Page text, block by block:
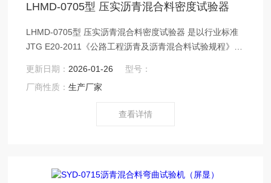
LHMD-0705型 压实沥青混合料密度试验器
LHMD-0705型 压实沥青混合料密度试验器 是以行业标准
JTG E20-2011《公路工程沥青及沥青混合料试验规程》中
为主要依据，兼顾T 0706-2011《压实沥青混合料密度试
验（水中重法）》和T 0707-2011《压实沥青混合料密度
更新日期： 2026-01-26
型号：
厂商性质：生产厂家
查看详情